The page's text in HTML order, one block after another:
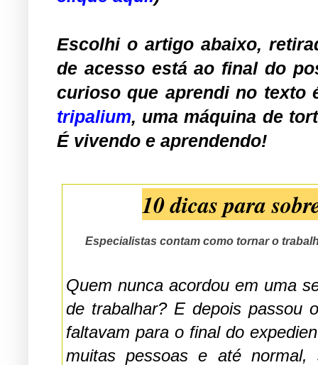
Escolhi o artigo abaixo,
de acesso está ao final do
curioso que aprendi no texto
tripalium, uma máquina de
É vivendo e aprendendo!
10 dicas para
Especialistas contam como tornar o
Quem nunca acordou em uma
de trabalhar? E depois passou
faltavam para o final do expediente
muitas pessoas e até normal,